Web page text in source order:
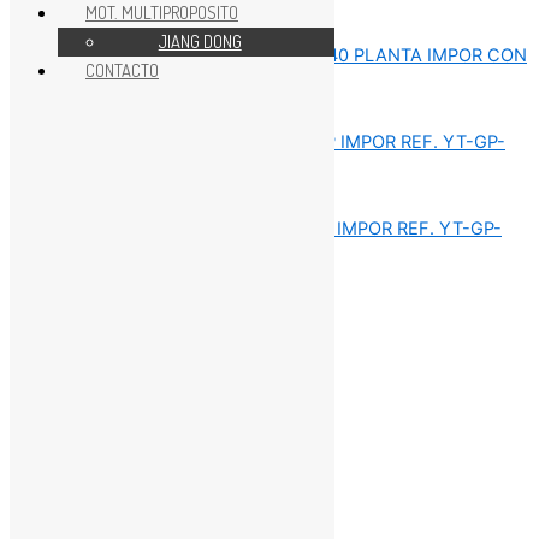
REPUESTOS MOTORES GX
MOT. MULTIPROPOSITO
JIANG DONG
CONTACTO